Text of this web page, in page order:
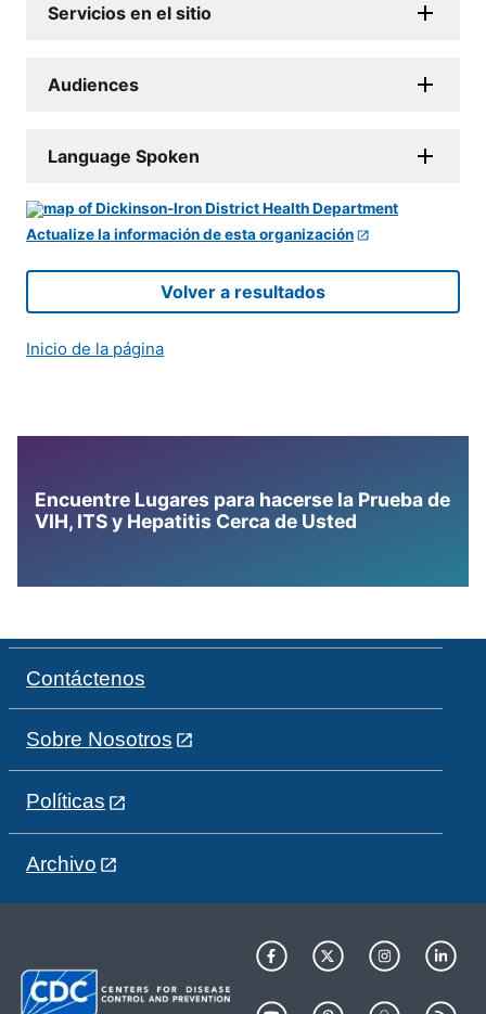
Servicios en el sitio
Audiences
Language Spoken
Actualize la información de esta organización
Volver a resultados
Inicio de la página
Encuentre Lugares para hacerse la Prueba de
VIH, ITS y Hepatitis Cerca de Usted
Contáctenos
Sobre Nosotros
Políticas
Archivo